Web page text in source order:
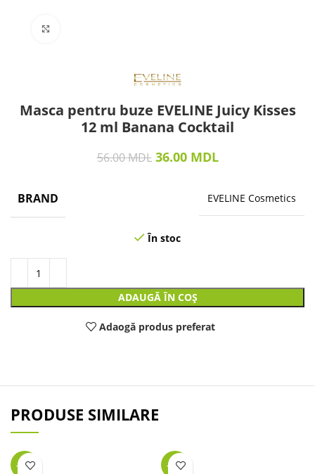
Masca pentru buze EVELINE Juicy Kisses
12 ml Banana Cocktail
56.00MDL 36.00 MDL
BRAND EVELINE Cosmetics
În stoc
ADAUGĂ ÎN COȘ
Adaogă produs preferat
PRODUSE SIMILARE
-32% -27%